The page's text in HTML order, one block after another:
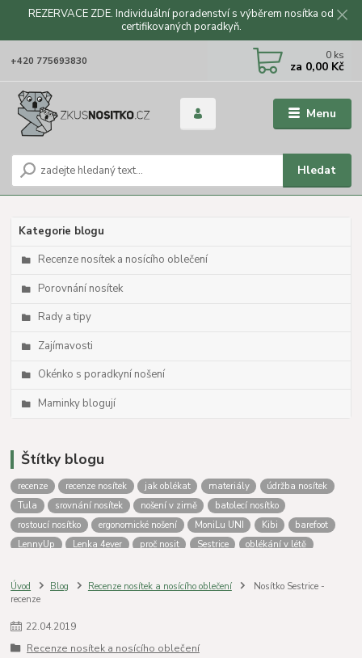
REZERVACE ZDE. Individuální poradenství s výběrem nosítka od
certifikovaných poradkyň.
Menu
Hledat
+420 775693830 0 ks
za 0,00 Kč
Kategorie blogu
Recenze nosítek a nosícího oblečení
Porovnání nosítek
Rady a tipy
Zajímavosti
Okénko s poradkyní nošení
Maminky blogují
Štítky blogu
recenze recenze nosítek jak oblékat materiály
údržba nosítek
Tula
srovnání nosítek nošení v zimě
batolecí nosítko
rostoucí nosítko
ergonomické nošení MoniLu UNI Kibi
barefoot
LennyUp
Lenka 4ever proč nosit Sestrice
oblékání v létě
Tula Free to Grow
zateplovací kapsa nošení dětí
MoniLu
nosítko od narození
LennyLamb
Úvod Blog Recenze nosítek a nosícího oblečení
Nosítko Sestrice -
recenze
22.04.2019
Recenze nosítek a nosícího oblečení